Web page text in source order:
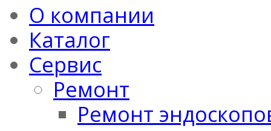
О компании
Каталог
Сервис
Ремонт
Ремонт